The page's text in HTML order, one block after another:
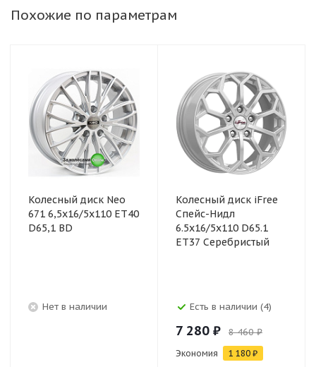
Похожие по параметрам
Колесный диск Neo
671 6,5x16/5x110 ET40
D65,1 BD
Нет в наличии
Колесный диск iFree
Спейс-Нидл
6.5x16/5x110 D65.1
ET37 Серебристый
Есть в наличии (4)
7 280 ₽ 8 460 ₽
Экономия 1 180 ₽